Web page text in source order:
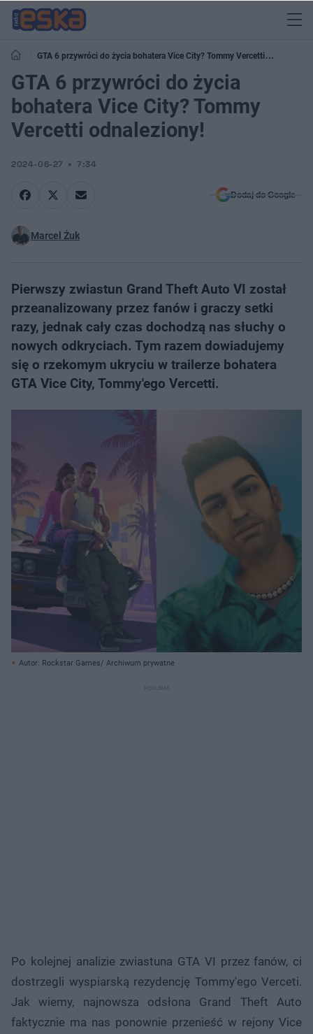
GTA 6 przywróci do życia bohatera Vice City? Tommy Vercetti
odnaleziony!
GTA 6 przywróci do życia
bohatera Vice City? Tommy
Vercetti odnaleziony!
2024-06-27 7:34
Dodaj do Google
Marcel Żuk
Pierwszy zwiastun Grand Theft Auto VI został
przeanalizowany przez fanów i graczy setki
razy, jednak cały czas dochodzą nas słuchy o
nowych odkryciach. Tym razem dowiadujemy
się o rzekomym ukryciu w trailerze bohatera
GTA Vice City, Tommy'ego Vercetti.
Autor: Rockstar Games/ Archiwum prywatne
Po kolejnej analizie zwiastuna GTA VI przez fanów, ci
dostrzegli wyspiarską rezydencję Tommy'ego Verceti.
Jak wiemy, najnowsza odsłona Grand Theft Auto
faktycznie ma nas ponownie przenieść w rejony Vice